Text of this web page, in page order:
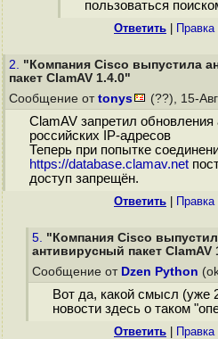
пользоваться
Ответить Правка|
2. "Компания Cisco выпустила
пакет ClamAV 1.4.0"
Сообщение от tonys (??), 15-
ClamAV запретил
российских IP-адресов
Теперь при попытке
https://database.clamav.net
доступ запрещён.
Ответить Правка|
5. "Компания Cisco
антивирусный пакет ClamAV
Сообщение от Dzen Python
Вот да, какой смысл (уже
новости здесь о таком
Ответить Правка|